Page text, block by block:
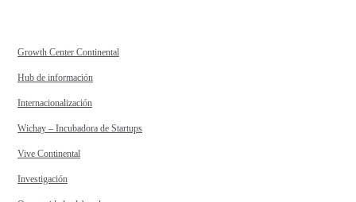
Growth Center Continental
Hub de información
Internacionalización
Wichay – Incubadora de Startups
Vive Continental
Investigación